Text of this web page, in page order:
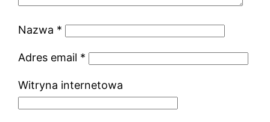
Nazwa *
Adres email *
Witryna internetowa